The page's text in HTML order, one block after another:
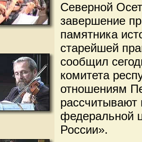
Северной
завершение
памятника
старейшей
сообщил
комитета
отношениям
рассчитывают
федеральной
России».